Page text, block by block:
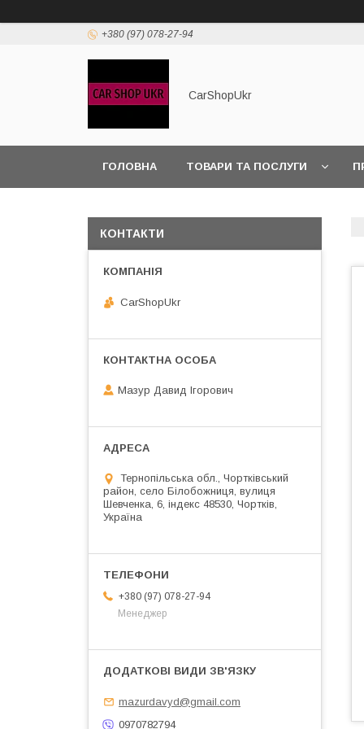
+380 (97) 078-27-94
CarShopUkr
ГОЛОВНА ТОВАРИ ТА ПОСЛУГИ
КОНТАКТИ
CarShopUkr
Мазур Давид Ігорович
Тернопільська обл., Чортківський
район, село Білобожниця, вулиця
Шевченка, 6, індекс 48530, Чортків,
Україна
+380 (97) 078-27-94
Менеджер
mazurdavyd@gmail.com
0970782794